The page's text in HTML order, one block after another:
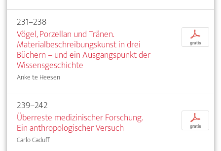
231–238
Vögel, Porzellan und Tränen.
Materialbeschreibungskunst in drei
Büchern – und ein Ausgangspunkt der
Wissensgeschichte
Anke te Heesen
p
gratis
239–242
Überreste medizinischer Forschung.
Ein anthropologischer Versuch
Carlo Caduff
p
gratis